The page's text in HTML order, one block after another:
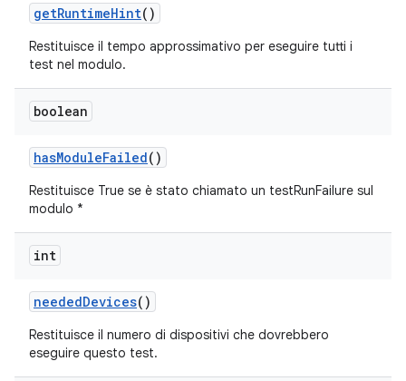
getRuntimeHint()
Restituisce il tempo approssimativo per eseguire tutti i
test nel modulo.
boolean
hasModuleFailed()
Restituisce True se è stato chiamato un testRunFailure sul
modulo *
int
neededDevices()
Restituisce il numero di dispositivi che dovrebbero
eseguire questo test.